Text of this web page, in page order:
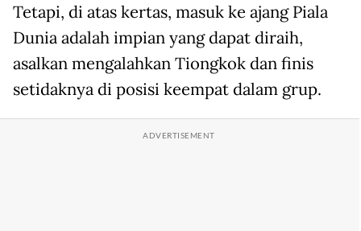
Tetapi, di atas kertas, masuk ke ajang Piala
Dunia adalah impian yang dapat diraih,
asalkan mengalahkan Tiongkok dan finis
setidaknya di posisi keempat dalam grup.